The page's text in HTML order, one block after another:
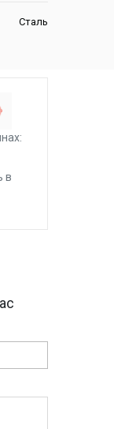
Сталь
в